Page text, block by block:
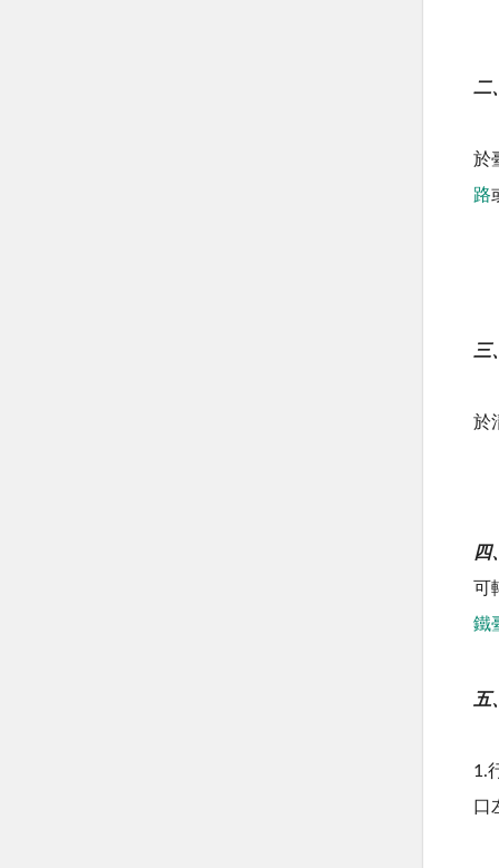
二
於
路
三
於
四
可
鐵
五
1.
口